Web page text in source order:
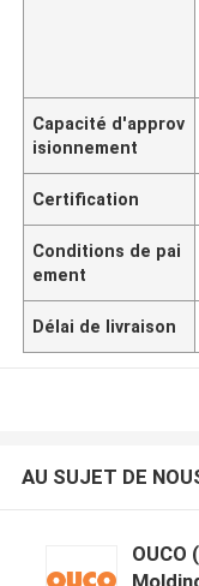
Capacité d'approv
isionnement
Certification
Conditions de pai
ement
Délai de livraison
AU SUJET DE
OUCO